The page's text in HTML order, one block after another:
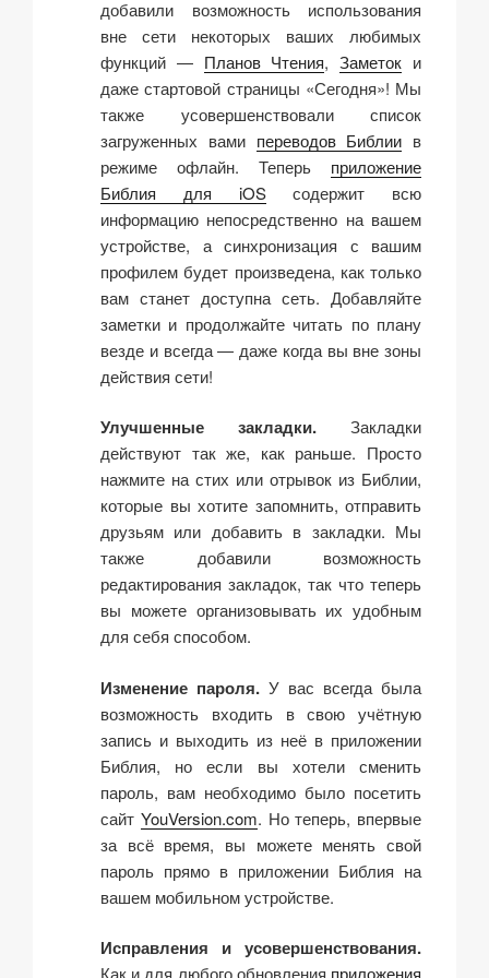
добавили возможность использования
вне сети некоторых ваших любимых
функций — Планов Чтения,Заметок и
даже стартовой страницы «Сегодня»! Мы
также усовершенствовали список
загруженных вами переводов Библии в
режиме офлайн. Теперь приложение
Библия для iOSсодержит всю
информацию непосредственно на вашем
устройстве, а синхронизация с вашим
профилем будет произведена, как только
вам станет доступна сеть. Добавляйте
заметки и продолжайте читать по плану
везде и всегда — даже когда вы вне зоны
действия сети!
Улучшенные закладки. Закладки
действуют так же, как раньше. Просто
нажмите на стих или отрывок из Библии,
которые вы хотите запомнить, отправить
друзьям или добавить в закладки. Мы
также добавили возможность
редактирования закладок, так что теперь
вы можете организовывать их удобным
для себя способом.
Изменение пароля. У вас всегда была
возможность входить в свою учётную
запись и выходить из неё в приложении
Библия, но если вы хотели сменить
пароль, вам необходимо было посетить
сайт YouVersion.com. Но теперь, впервые
за всё время, вы можете менять свой
пароль прямо в приложении Библия на
вашем мобильном устройстве.
Исправления и усовершенствования.
Как и для любого обновления приложения